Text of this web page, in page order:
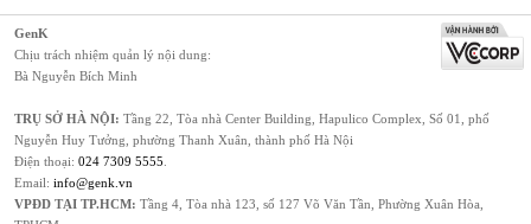
GenK
Chịu trách nhiệm quản lý nội dung:
Bà Nguyễn Bích Minh
TRỤ SỞ HÀ NỘI: Tầng 22, Tòa nhà Center Building, Hapulico Complex, Số 01, phố
Nguyễn Huy Tưởng, phường Thanh Xuân, thành phố Hà Nội
Điện thoại: 024 7309 5555
Email: info@genk.vn
VPĐD TẠI TP.HCM: Tầng 4, Tòa nhà 123, số 127 Võ Văn Tần, Phường Xuân Hòa,